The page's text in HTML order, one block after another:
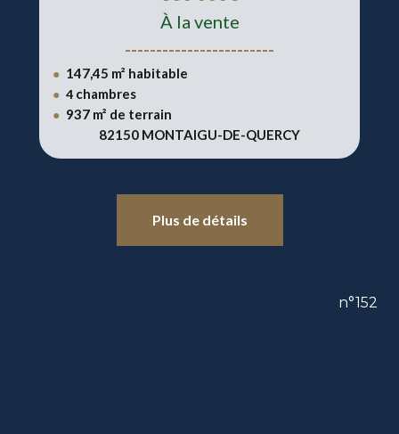
À la vente
------------------------
● 147,45 m² habitable
● 4 chambres
● 937 m² de terrain
82150 MONTAIGU-DE-QUERCY
Plus de détails
n°152